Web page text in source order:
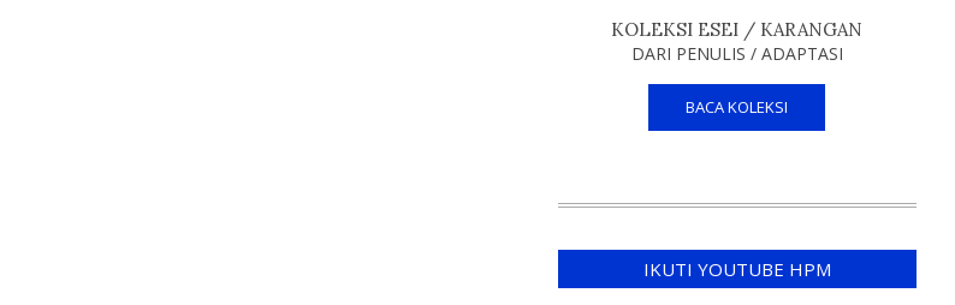
KOLEKSI ESEI / KARANGAN
DARI PENULIS / ADAPTASI
BACA KOLEKSI
IKUTI YOUTUBE HPM